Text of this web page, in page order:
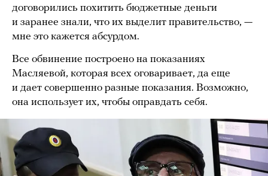
договорились похитить бюджетные деньги
и заранее знали, что их выделит правительство, —
мне это кажется абсурдом.
Все обвинение построено на показаниях
Масляевой, которая всех оговаривает, да еще
и дает совершенно разные показания. Возможно,
она использует их, чтобы оправдать себя.